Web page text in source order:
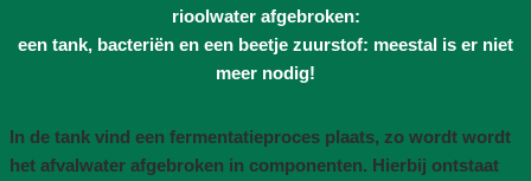
rioolwater afgebroken:
een tank, bacteriën en een beetje zuurstof: meestal is er niet
meer nodig!
In de tank vind een fermentatieproces plaats, zo wordt wordt
het afvalwater afgebroken in componenten. Hierbij ontstaat